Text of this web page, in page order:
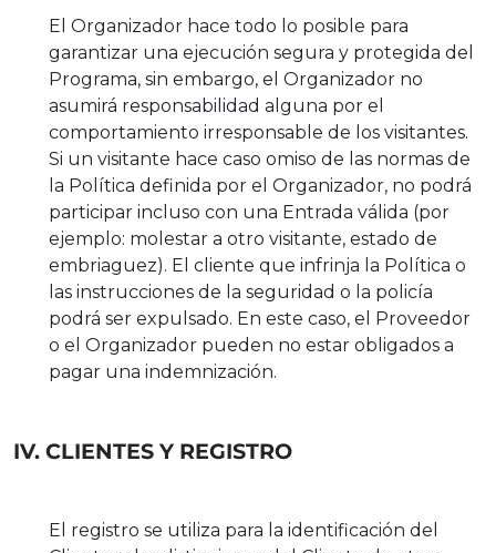
El Organizador hace todo lo posible para
garantizar una ejecución segura y protegida del
Programa, sin embargo, el Organizador no
asumirá responsabilidad alguna por el
comportamiento irresponsable de los visitantes.
Si un visitante hace caso omiso de las normas de
la Política definida por el Organizador, no podrá
participar incluso con una Entrada válida (por
ejemplo: molestar a otro visitante, estado de
embriaguez). El cliente que infrinja la Política o
las instrucciones de la seguridad o la policía
podrá ser expulsado. En este caso, el Proveedor
o el Organizador pueden no estar obligados a
pagar una indemnización.
IV. CLIENTES Y REGISTRO
El registro se utiliza para la identificación del